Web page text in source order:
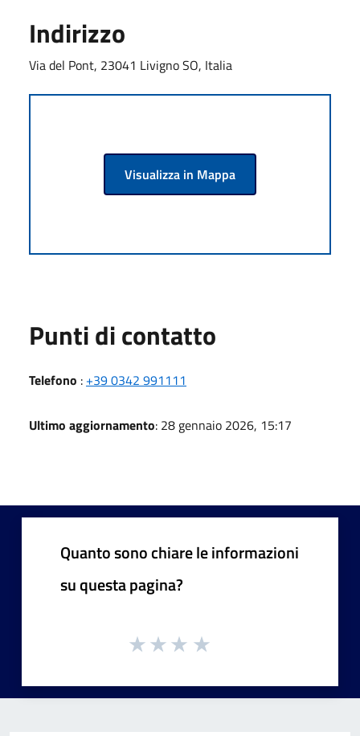
Indirizzo
Via del Pont, 23041 Livigno SO, Italia
Visualizza in Mappa
Punti di contatto
Telefono : +39 0342 991111
Ultimo aggiornamento: 28 gennaio 2026, 15:17
Quanto sono chiare le informazioni
su questa pagina?